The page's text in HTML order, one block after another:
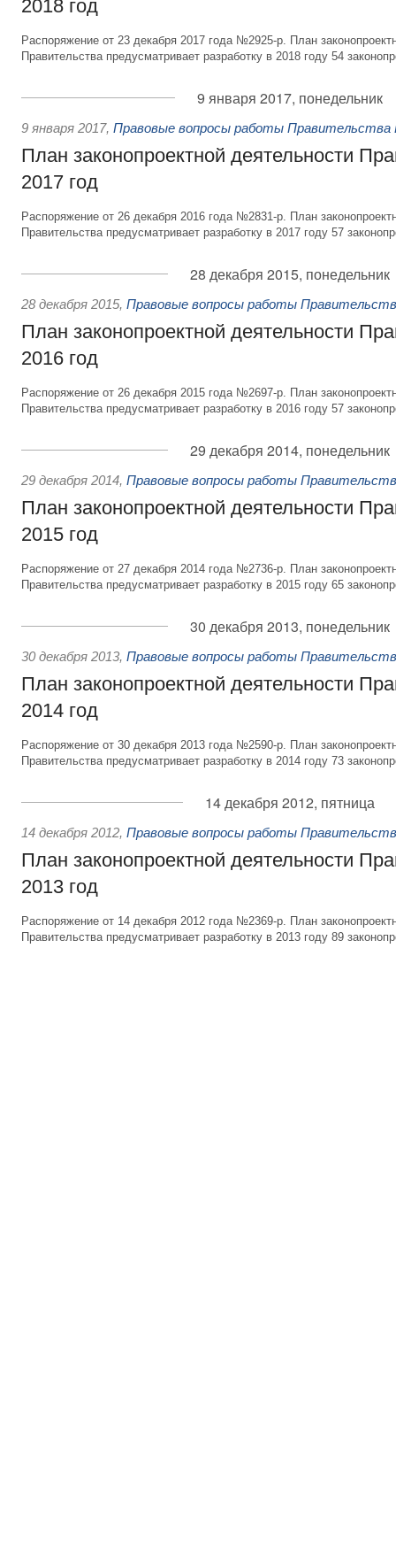
2018 год
Распоряжение от 23 декабря 2017 года №2925-р. План
Правительства предусматривает разработку в 2018 году 54
9 января 2017, понедельник
9 января 2017, Правовые вопросы работы Правительства
План законопроектной деятельности
2017 год
Распоряжение от 26 декабря 2016 года №2831-р. План
Правительства предусматривает разработку в 2017 году 57
28 декабря 2015, понедельник
28 декабря 2015, Правовые вопросы работы
План законопроектной деятельности
2016 год
Распоряжение от 26 декабря 2015 года №2697-р. План
Правительства предусматривает разработку в 2016 году 57
29 декабря 2014, понедельник
29 декабря 2014, Правовые вопросы работы
План законопроектной деятельности
2015 год
Распоряжение от 27 декабря 2014 года №2736-р. План
Правительства предусматривает разработку в 2015 году 65
30 декабря 2013, понедельник
30 декабря 2013, Правовые вопросы работы
План законопроектной деятельности
2014 год
Распоряжение от 30 декабря 2013 года №2590-р. План
Правительства предусматривает разработку в 2014 году 73
14 декабря 2012, пятница
14 декабря 2012, Правовые вопросы работы
План законопроектной деятельности
2013 год
Распоряжение от 14 декабря 2012 года №2369-р. План
Правительства предусматривает разработку в 2013 году 89